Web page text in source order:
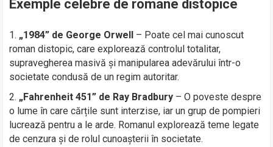
Exemple celebre de romane distopice
„1984” de George Orwell – Poate cel mai cunoscut
roman distopic, care explorează controlul totalitar,
supravegherea masivă și manipularea adevărului într-o
societate condusă de un regim autoritar.
„Fahrenheit 451” de Ray Bradbury – O poveste despre
o lume în care cărțile sunt interzise, iar un grup de pompieri
lucrează pentru a le arde. Romanul explorează teme legate
de cenzura și de rolul cunoașterii în societate.